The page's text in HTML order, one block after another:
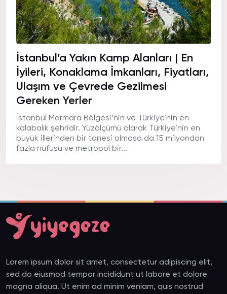
İstanbul’a Yakın Kamp Alanları | En
İyileri, Konaklama İmkanları, Fiyatları,
Ulaşım ve Çevrede Gezilmesi
Gereken Yerler
İstanbul Marmara Bölgesi’nin ve Türkiye’nin en
kalabalık şehridir. Yüzölçümü olarak Türkiye’nin en
büyük illerinden bir tanesi olmasa da 15 milyondan
fazla nüfusu ve metropol bir...
Lorem ipsum dolor sit amet, consectetur adipiscing elit,
sed do eiusmod tempor incididunt ut labore et dolore
magna aliqua. Ut enim ad minim veniam, quis nostrud